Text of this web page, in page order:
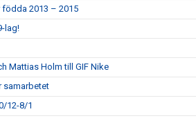
födda 2013 – 2015
lag!
Mattias Holm till GIF Nike
samarbetet
12-8/1